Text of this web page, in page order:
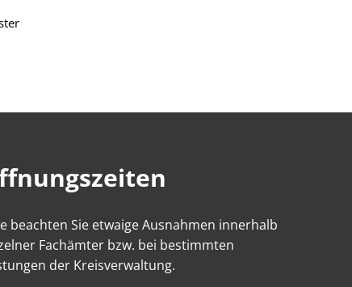
beachten Sie etwaige Ausnahmen innerhalb
Fachämter bzw. bei bestimmten
der Kreisverwaltung.